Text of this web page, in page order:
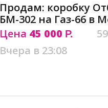
Продам: коробку
БМ-302 на Газ-66 в
Цена 45 000 Р.
Вчера в 23:08